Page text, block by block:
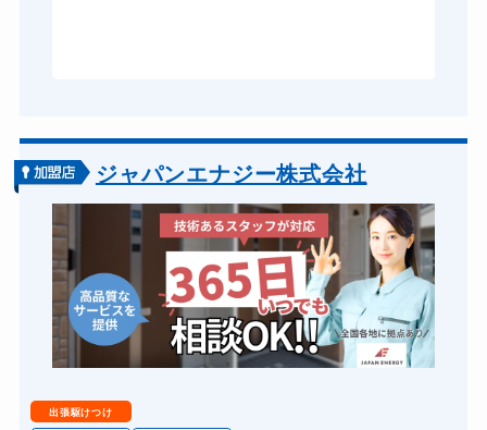
ジャパンエナジー株式会社
出張駆けつけ